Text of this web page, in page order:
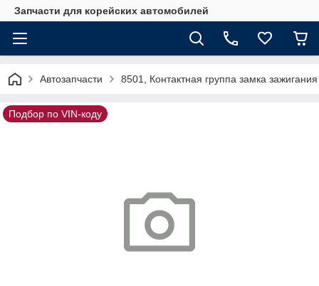
Запчасти для корейских автомобилей
Автозапчасти 8501, Контактная группа замка зажигания
Подбор по VIN-коду